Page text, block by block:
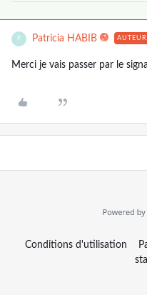
P Patricia HABIB AUTEUR
Merci je vais passer par le
Conditions d'utilisation